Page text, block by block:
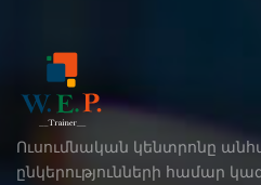
Ուսումնական կենտրոնը
ընկերությունների համար